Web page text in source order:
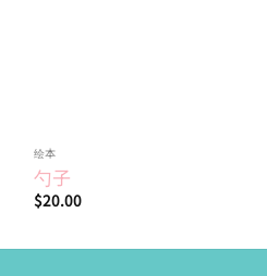
绘本
勺子
$20.00